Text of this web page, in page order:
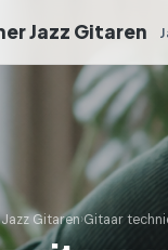
Jazz Gitaren
Gitaren›Gitaar